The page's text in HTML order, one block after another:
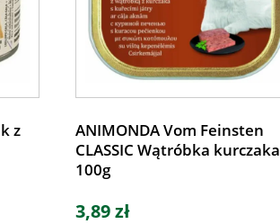
z
ANIMONDA Vom Feinsten
CLASSIC Wątróbka kurczaka
100g
3,89 zł